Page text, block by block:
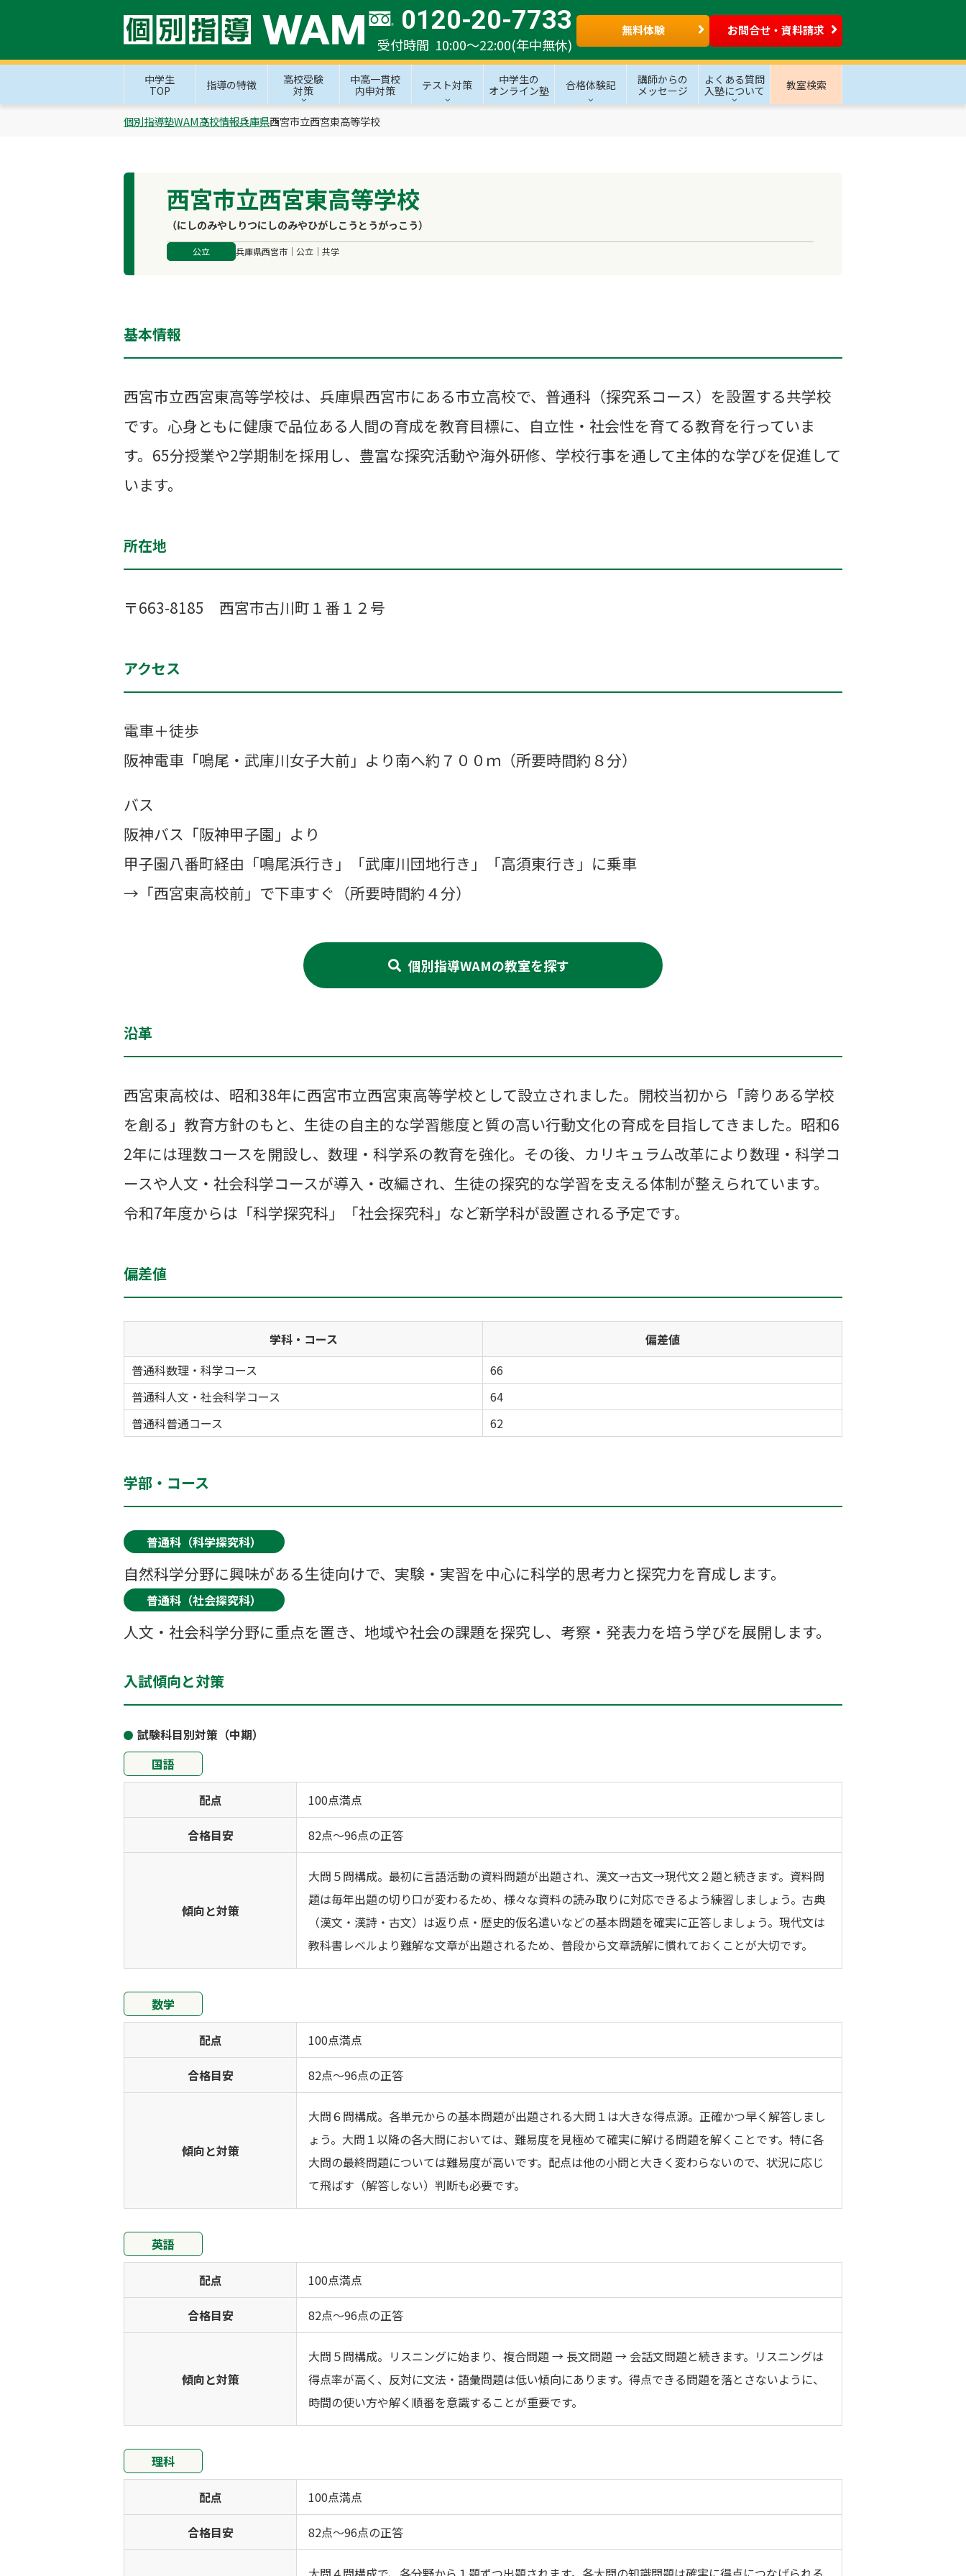
0120-20-7733
受付時間 10:00～22:00(年中無休)
無料体験 お問合せ・資料請求
中学生
TOP
指導の特徴
高校受験
対策
中高一貫校
内申対策
テスト対策
中学生の
オンライン塾
合格体験記
講師からの
メッセージ
よくある質問
入塾について
教室検索
個別指導塾WAM高校情報兵庫県西宮市立西宮東高等学校
西宮市立西宮東高等学校
（にしのみやしりつにしのみやひがしこうとうがっこう）
公立 兵庫県西宮市｜公立｜共学
基本情報
西宮市立西宮東高等学校は、兵庫県西宮市にある市立高校で、普通科（探究系コース）を設置する共学校
です。心身ともに健康で品位ある人間の育成を教育目標に、自立性・社会性を育てる教育を行っていま
す。65分授業や2学期制を採用し、豊富な探究活動や海外研修、学校行事を通して主体的な学びを促進して
います。
所在地
〒663-8185 西宮市古川町１番１２号
アクセス
電車＋徒歩
阪神電車「鳴尾・武庫川女子大前」より南へ約７００ｍ（所要時間約８分）
バス
阪神バス「阪神甲子園」より
甲子園八番町経由「鳴尾浜行き」「武庫川団地行き」「高須東行き」に乗車
→「西宮東高校前」で下車すぐ（所要時間約４分）
個別指導WAMの教室を探す
沿革
西宮東高校は、昭和38年に西宮市立西宮東高等学校として設立されました。開校当初から「誇りある学校
を創る」教育方針のもと、生徒の自主的な学習態度と質の高い行動文化の育成を目指してきました。昭和6
2年には理数コースを開設し、数理・科学系の教育を強化。その後、カリキュラム改革により数理・科学コ
ースや人文・社会科学コースが導入・改編され、生徒の探究的な学習を支える体制が整えられています。
令和7年度からは「科学探究科」「社会探究科」など新学科が設置される予定です。
偏差値
学科・コース
偏差値
普通科数理・科学コース
66
普通科人文・社会科学コース
64
普通科普通コース
62
学部・コース
普通科（科学探究科）
自然科学分野に興味がある生徒向けで、実験・実習を中心に科学的思考力と探究力を育成します。
普通科（社会探究科）
人文・社会科学分野に重点を置き、地域や社会の課題を探究し、考察・発表力を培う学びを展開します。
入試傾向と対策
試験科目別対策（中期）
国語
配点 100点満点
合格目安 82点～96点の正答
傾向と対策
大問５問構成。最初に言語活動の資料問題が出題され、漢文→古文→現代文２題と続きます。資料問
題は毎年出題の切り口が変わるため、様々な資料の読み取りに対応できるよう練習しましょう。古典
（漢文・漢詩・古文）は返り点・歴史的仮名遣いなどの基本問題を確実に正答しましょう。現代文は
教科書レベルより難解な文章が出題されるため、普段から文章読解に慣れておくことが大切です。
数学
配点 100点満点
合格目安 82点～96点の正答
傾向と対策
大問６問構成。各単元からの基本問題が出題される大問１は大きな得点源。正確かつ早く解答しまし
ょう。大問１以降の各大問においては、難易度を見極めて確実に解ける問題を解くことです。特に各
大問の最終問題については難易度が高いです。配点は他の小問と大きく変わらないので、状況に応じ
て飛ばす（解答しない）判断も必要です。
英語
配点 100点満点
合格目安 82点～96点の正答
傾向と対策
大問５問構成。リスニングに始まり、複合問題 → 長文問題 → 会話文問題と続きます。リスニングは
得点率が高く、反対に文法・語彙問題は低い傾向にあります。得点できる問題を落とさないように、
時間の使い方や解く順番を意識することが重要です。
理科
配点 100点満点
合格目安 82点～96点の正答